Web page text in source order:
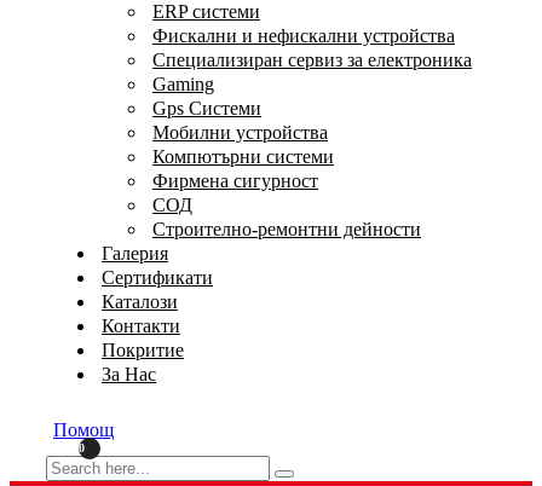
ERP системи
Фискални и нефискални устройства
Специализиран сервиз за електроника
Gaming
Gps Системи
Мобилни устройства
Компютърни системи
Фирмена сигурност
СОД
Строително-ремонтни дейности
Галерия
Сертификати
Каталози
Контакти
Покритие
За Нас
0
Помощ